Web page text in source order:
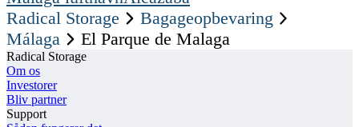
Radical Storage
Bagageopbevaring
Málaga
El Parque de Malaga
Radical Storage
Om os
Investorer
Bliv partner
Support